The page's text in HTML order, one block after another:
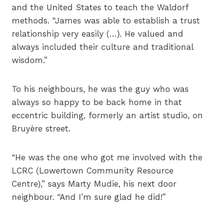
and the United States to teach the Waldorf
methods. “James was able to establish a trust
relationship very easily (…). He valued and
always included their culture and traditional
wisdom.”
To his neighbours, he was the guy who was
always so happy to be back home in that
eccentric building, formerly an artist studio, on
Bruyère street.
“He was the one who got me involved with the
LCRC (Lowertown Community Resource
Centre),” says Marty Mudie, his next door
neighbour. “And I’m sure glad he did!”